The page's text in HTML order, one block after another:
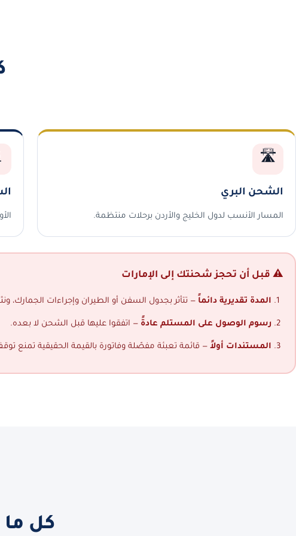
🛣️
الشحن البري
المسار الأنسب لدول الخليج والأردن برحلات منتظمة.
⚠️ قبل أن تحجز شحنتك إلى الإمارات
المدة تقديرية دائماً — تتأثر بجدول السفن أو الطيران وإجراءات الجمارك،
رسوم الوصول على المستلم عادةً — اتفقوا عليها قبل الشحن لا بعده.
المستندات أولاً — قائمة تعبئة مفصّلة وفاتورة بالقيمة الحقيقية تمنع
كل ما